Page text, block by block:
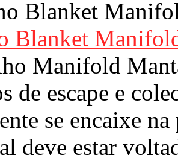
Blanket
Manifold
de escape e
se encaixe
deve estar